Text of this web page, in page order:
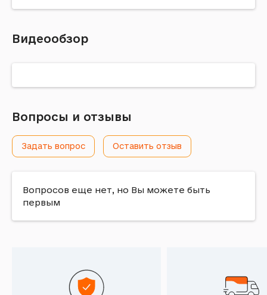
Видеообзор
Вопросы и отзывы
Задать вопрос Оставить отзыв
Вопросов еще нет, но Вы можете быть
первым